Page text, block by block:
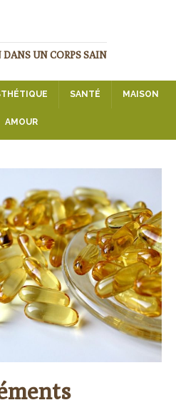
DANS UN CORPS SAIN
SANTÉ MAISON
AMOUR